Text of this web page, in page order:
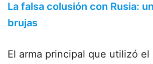
La falsa colusión con Rusia:
brujas
El arma principal que utilizó el